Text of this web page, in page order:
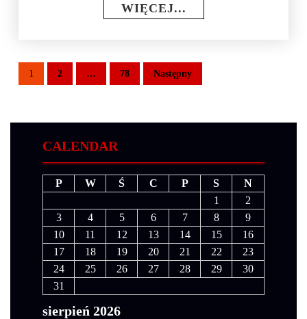
WIĘCEJ...
1 2 … 78 Następny
CALENDAR
sierpień 2026
P W Ś C P S
N
1
2
3
4 5 6 7 8
9
10
11 12 13 14 15
16
17
18 19 20 21 22
23
24
25 26 27 28 29
30
31